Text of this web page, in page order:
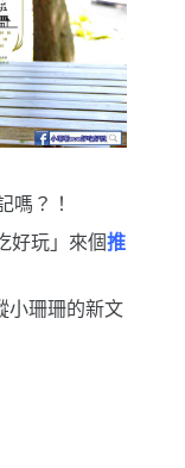
嗎？！
好玩」來個推
小珊珊的新文